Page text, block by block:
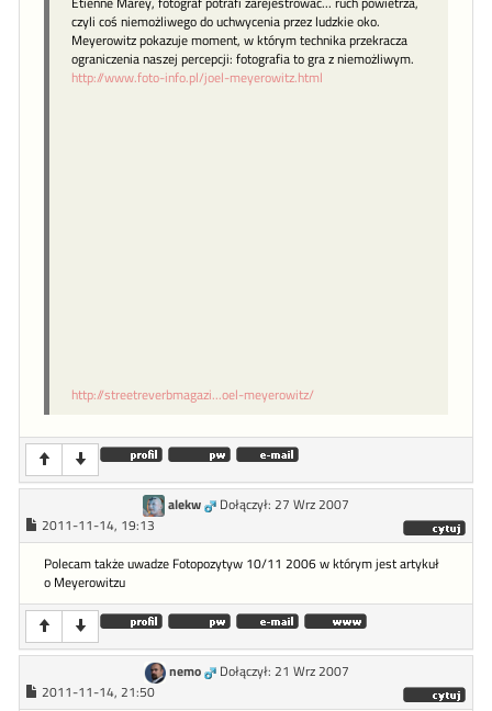
czyli coś niemożliwego do uchwycenia przez ludzkie oko.
Meyerowitz pokazuje moment, w którym technika przekracza
ograniczenia naszej percepcji: fotografia to gra z niemożliwym.
http://www.foto-info.pl/joel-meyerowitz.html
http://streetreverbmagazi...oel-meyerowitz/
alekw
Dołączył: 27 Wrz 2007
2011-11-14, 19:13
Polecam także uwadze Fotopozytyw 10/11 2006 w którym jest artykuł
o Meyerowitzu
nemo
Dołączył: 21 Wrz 2007
2011-11-14, 21:50